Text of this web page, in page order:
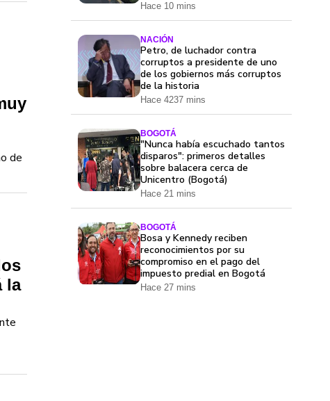
de
la
Hace 10 mins
NACIÓN
Petro, de luchador contra
corruptos a presidente de uno
de los gobiernos más corruptos
de la historia
Hace 4237 mins
BOGOTÁ
"Nunca había escuchado tantos
disparos": primeros detalles
sobre balacera cerca de
Unicentro (Bogotá)
Hace 21 mins
BOGOTÁ
Bosa y Kennedy reciben
reconocimientos por su
compromiso en el pago del
impuesto predial en Bogotá
Hace 27 mins